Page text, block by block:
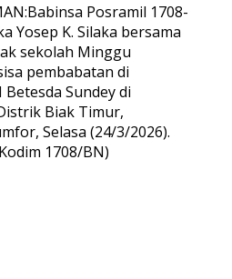
Posramil 1708-
Yosep K. Silaka bersama
sekolah Minggu
pembabatan di
Betesda Sundey di
Biak Timur,
Selasa (24/3/2026).
1708/BN)